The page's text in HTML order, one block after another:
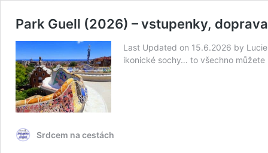
Park Guell (2026) – vstupenky,
Last Updated on 15.6.2026 by
ikonické sochy… to všechno
Srdcem na cestách